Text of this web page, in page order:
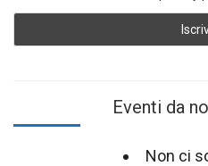
Eventi da
Non ci